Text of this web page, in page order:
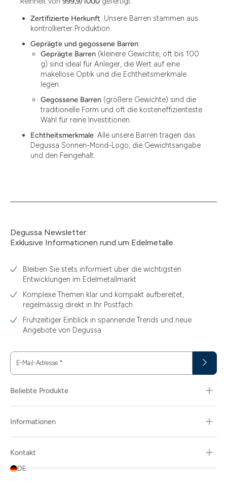
Zertifizierte Herkunft: Unsere Barren stammen aus
kontrollierter Produktion.
Geprägte und gegossene Barren:
Geprägte Barren (kleinere Gewichte, oft bis 100
g) sind ideal für Anleger, die Wert auf eine
makellose Optik und die Echtheitsmerkmale
legen.
Gegossene Barren (größere Gewichte) sind die
traditionelle Form und oft die kosteneffizienteste
Wahl für reine Investitionen.
Echtheitsmerkmale: Alle unsere Barren tragen das
Degussa Sonnen-Mond-Logo, die Gewichtsangabe
und den Feingehalt.
Degussa Newsletter:
Exklusive Informationen rund um Edelmetalle.
Bleiben Sie stets informiert über die wichtigsten
Entwicklungen im Edelmetallmarkt
Komplexe Themen klar und kompakt aufbereitet,
regelmässig direkt in Ihr Postfach
Frühzeitiger Einblick in spannende Trends und neue
Angebote von Degussa
E-Mail-Adresse *
Beliebte Produkte
Informationen
Kontakt
DE